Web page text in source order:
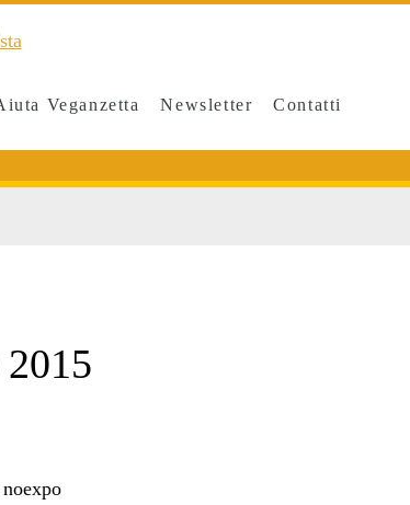
Veganzetta Newsletter Contatti